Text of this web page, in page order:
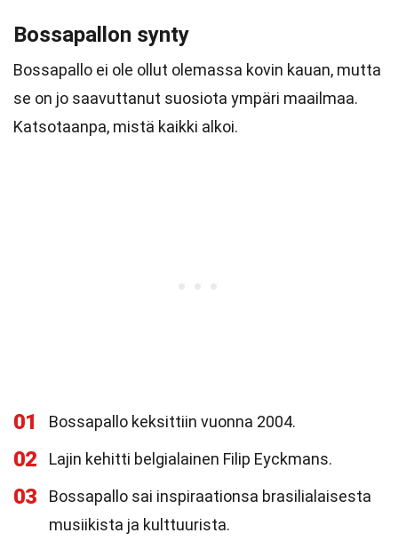
Bossapallon synty
Bossapallo ei ole ollut olemassa kovin kauan, mutta
se on jo saavuttanut suosiota ympäri maailmaa.
Katsotaanpa, mistä kaikki alkoi.
01 Bossapallo keksittiin vuonna 2004.
02 Lajin kehitti belgialainen Filip Eyckmans.
03
Bossapallo sai inspiraationsa brasilialaisesta
musiikista ja kulttuurista.